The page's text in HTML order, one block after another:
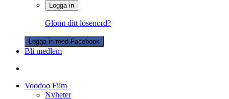
Logga in
Glömt ditt lösenord?
Logga in med Facebook
Bli medlem
Voodoo Film
Nyheter